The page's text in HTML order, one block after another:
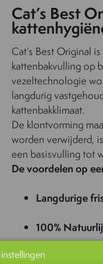
Cat’s Best
Cat’s Best Original
kattenbakvulling op
vezeltechnologie
langdurig
kattenbakklimaat.
De klontvorming
worden verwijderd,
een basisvulling tot
De voordelen op
Langdurige
100%
Super